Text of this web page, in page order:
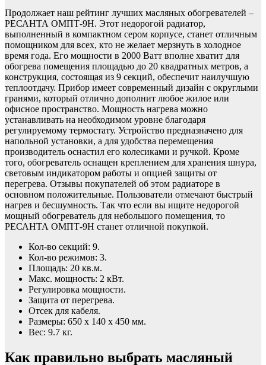
Продолжает наш рейтинг лучших масляных обогревателей –
РЕСАНТА ОМПТ-9Н. Этот недорогой радиатор,
выполненный в компактном сером корпусе, станет отличным
помощником для всех, кто не желает мерзнуть в холодное
время года. Его мощности в 2000 Ватт вполне хватит для
обогрева помещения площадью до 20 квадратных метров, а
конструкция, состоящая из 9 секций, обеспечит наилучшую
теплоотдачу. Прибор имеет современный дизайн с округлыми
гранями, который отлично дополнит любое жилое или
офисное пространство. Мощность нагрева можно
устанавливать на необходимом уровне благодаря
регулируемому термостату. Устройство предназначено для
напольной установки, а для удобства перемещения
производитель оснастил его колесиками и ручкой. Кроме
того, обогреватель оснащен креплением для хранения шнура,
световым индикатором работы и опцией защиты от
перегрева. Отзывы покупателей об этом радиаторе в
основном положительные. Пользователи отмечают быстрый
нагрев и бесшумность. Так что если вы ищите недорогой
мощный обогреватель для небольшого помещения, то
РЕСАНТА ОМПТ-9Н станет отличной покупкой.
Кол-во секций: 9.
Кол-во режимов: 3.
Площадь: 20 кв.м.
Макс. мощность: 2 кВт.
Регулировка мощности.
Защита от перегрева.
Отсек для кабеля.
Размеры: 650 х 140 х 450 мм.
Вес: 9.7 кг.
Как правильно выбрать масляный